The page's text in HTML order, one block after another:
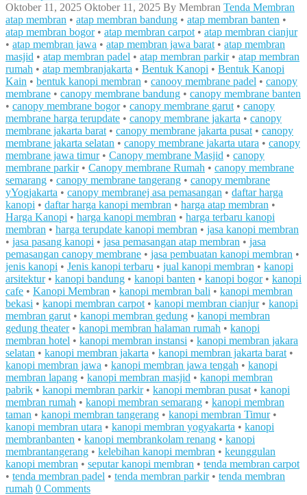
Oktober 11, 2025 Oktober 11, 2025 By Membran Tenda Membran
atap membran • atap membran bandung • atap membran banten •
atap membran bogor• atap membran carpot • atap membran cianjur
• atap membran jawa • atap membran jawa barat • atap membran
masjid • atap membran padel • atap membran parkir• atap membran
rumah • atap membranjakarta • Bentuk Kanopi • Bentuk Kanopi
Kain • bentuk kanopi membran • canooy membrane padel • canopy
membrane • canopy membrane bandung • canopy membrane banten
• canopy membrane bogor• canopy membrane garut • canopy
membrane harga terupdate • canopy membrane jakarta • canopy
membrane jakarta barat • canopy membrane jakarta pusat • canopy
membrane jakarta selatan • canopy membrane jakarta utara • canopy
membrane jawa timur• Canopy membrane Masjid • canopy
membrane parkir• Canopy membrane Rumah • canopy membrane
semarang • canopy membrane tangerang • canopy membrane
yYogjakarta • canopy membranej asa pemasangan • daftar harga
kanopi • daftar harga kanopi membran • harga atap membran •
Harga Kanopi • harga kanopi membran • harga terbaru kanopi
membran • harga terupdate kanopi membran • jasa kanopi membran
• jasa pasang kanopi • jasa pemasangan atap membran • jasa
pemasangan canopy membrane • jasa pembuatan kanopi membran •
jenis kanopi • Jenis kanopi terbaru • jual kanopi membran • kanopi
arsitektur• kanopi bandung • kanopi banten • kanopi bogor• kanopi
cafe • Kanopi Membran • kanopi membran bali • kanopi membran
bekasi • kanopi membran carpot • kanopi membran cianjur• kanopi
membran garut • kanopi membran gedung • kanopi membran
gedung theater• kanopi membran halaman rumah • kanopi
membran hotel • kanopi membran instansi • kanopi membran jakara
selatan • kanopi membran jakarta • kanopi membran jakarta barat •
kanopi membran jawa • kanopi membran jawa tengah • kanopi
membran lapang • kanopi membran masjid • kanopi membran
pabrik • kanopi membran parkir• kanopi membran pusat • kanopi
membran rumah • kanopi membran semarang • kanopi membran
taman • kanopi membran tangerang • kanopi membran Timur•
kanopi membran utara • kanopi membran yogyakarta • kanopi
membranbanten • kanopi membrankolam renang • kanopi
membrantangerang • kelebihan kanopi membran • keunggulan
kanopi membran • seputar kanopi membran • tenda membran carpot
• tenda membran padel • tenda membran parkir• tenda membran
rumah 0 Comments